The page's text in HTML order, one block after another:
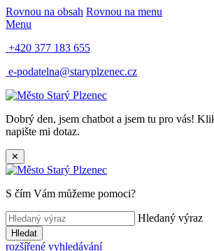
Rovnou na obsah Rovnou na menu
Menu
+420 377 183 655
e-podatelna@staryplzenec.cz
Dobrý den, jsem chatbot a jsem tu pro vás!
napište mi dotaz.
✕
S čím Vám můžeme pomoci?
Hledaný výraz
Hledat
rozšířené vyhledávání